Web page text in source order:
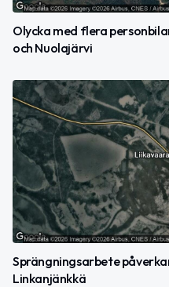
Olycka med flera
och Nuolajärvi
Sprängningsarbete
Linkanjänkkä